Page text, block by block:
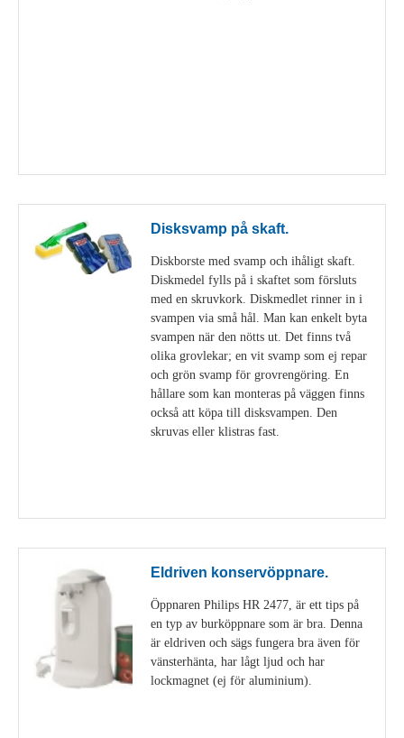
Disksvamp på skaft.
Diskborste med svamp och ihåligt skaft.
Diskmedel fylls på i skaftet som försluts
med en skruvkork. Diskmedlet rinner in i
svampen via små hål. Man kan enkelt byta
svampen när den nötts ut. Det finns två
olika grovlekar; en vit svamp som ej repar
och grön svamp för grovrengöring. En
hållare som kan monteras på väggen finns
också att köpa till disksvampen. Den
skruvas eller klistras fast.
Eldriven konservöppnare.
Öppnaren Philips HR 2477, är ett tips på
en typ av burköppnare som är bra. Denna
är eldriven och sägs fungera bra även för
vänsterhänta, har lågt ljud och har
lockmagnet (ej för aluminium).